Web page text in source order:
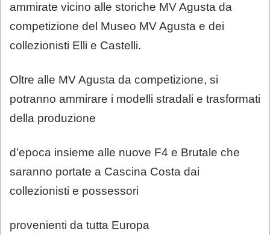
ammirate vicino alle storiche MV Agusta da
competizione del Museo MV Agusta e dei
collezionisti Elli e Castelli.
Oltre alle MV Agusta da competizione, si
potranno ammirare i modelli stradali e trasformati
della produzione
d’epoca insieme alle nuove F4 e Brutale che
saranno portate a Cascina Costa dai
collezionisti e possessori
provenienti da tutta Europa